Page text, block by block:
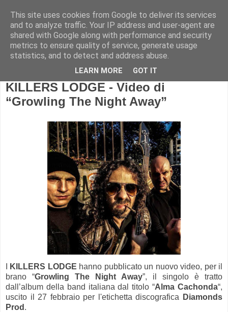
KILLERS LODGE - Video di
“Growling The Night Away”
KILLERS LODGE hanno pubblicato un nuovo video, per il
brano “Growling The Night Away”, il singolo è tratto
dall’album della band italiana dal titolo “Alma Cachonda“,
uscito il 27 febbraio per l'etichetta discografica
Diamonds
Prod .
This site uses cookies from Google to deliver its services
and to analyze traffic. Your IP address and user-agent are
shared with Google along with performance and security
metrics to ensure quality of service, generate usage
statistics, and to detect and address abuse.
LEARN MORE GOT IT